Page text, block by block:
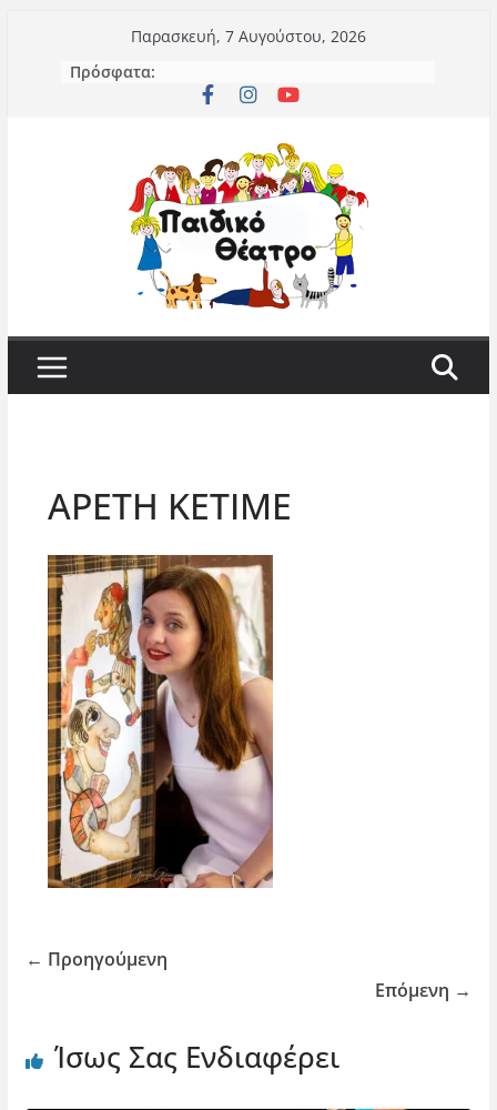
περιεχόμενο
Παρασκευή, 7 Αυγούστου, 2026
Πρόσφατα:
ΑΡΕΤΗ ΚΕΤΙΜΕ
← Προηγούμενη
Επόμενη →
Ίσως Σας Ενδιαφέρει